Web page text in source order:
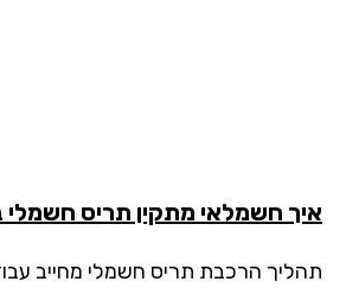
חשמלאי מתקין תריס חשמלי
הרכבת תריס חשמלי מחייב עבודה